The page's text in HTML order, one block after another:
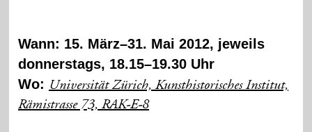
Wann: 15. März–31. Mai 2012, jeweils
donnerstags, 18.15–19.30 Uhr
Wo: Universität Zürich, Kunsthistorisches Institut,
Rämistrasse 73, RAK-E-8